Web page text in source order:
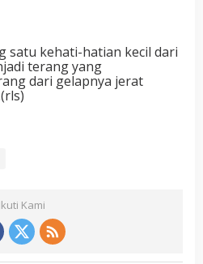
satu kehati-hatian kecil dari
terang yang
dari gelapnya jerat
Ikuti Kami